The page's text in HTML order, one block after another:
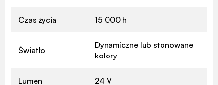
Czas życia 15 000 h
Światło
Dynamiczne lub stonowane
kolory
Lumen 24 V